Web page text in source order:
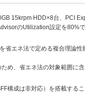
15krpm HDD×8台、PCI
のUtilization設定を80%
省エネ法で定める複合理論性
め、省エネ法の対象範囲に
構成は非対応）を搭載する